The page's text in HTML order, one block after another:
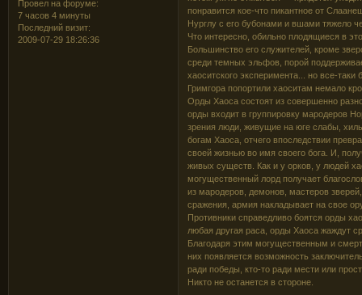
Провел на форуме:
7 часов 4 минуты
Последний визит:
2009-07-29 18:26:36
понравится кое-что пикантное от
Нурглу с его бубонами и вшами тяжело
Что интересно, обильно плодящиеся в
Большинство его служителей, кроме
среди темных эльфов, порой
хаоситского эксперимента... но все-
Гримгора попортили хаоситам немало
Орды Хаоса состоят из совершенно
орды входит в группировку мародеров
зрения люди, живущие на юге слабы,
богам Хаоса, отчего впоследствии
своей жизнью во имя своего бога. И,
живых существ. Как и у орков, у людей
могущественный лорд получает
из мародеров, демонов, мастеров
сражения, армия накладывает на свое
Противники справедливо боятся орды
любая другая раса, орды Хаоса жаждут
Благодаря этим могущественным и
них появляется возможность
ради победы, кто-то ради мести или
Никто не останется в стороне.